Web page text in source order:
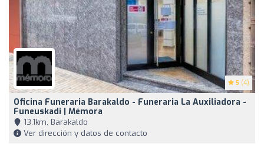
5 (4)
Oficina Funeraria Barakaldo - Funeraria La Auxiliadora -
Funeuskadi | Mémora
13,1km, Barakaldo
Ver dirección y datos de contacto